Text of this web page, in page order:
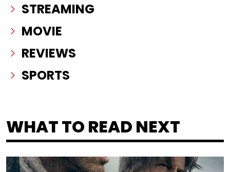
STREAMING
MOVIE
REVIEWS
SPORTS
WHAT TO READ NEXT